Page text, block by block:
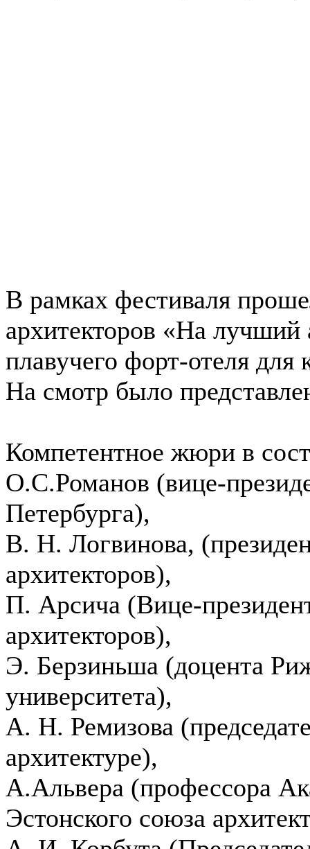
В рамках фестиваля
архитекторов «На лучший
плавучего форт-отеля
На смотр было
Компетентное жюри в
О.С.Романов (вице-
Петербурга),
В. Н. Логвинова,
архитекторов),
П. Арсича (Вице-
архитекторов),
Э. Берзиньша (доцента
университета),
А. Н. Ремизова
архитектуре),
А.Альвера (профессора
Эстонского союза